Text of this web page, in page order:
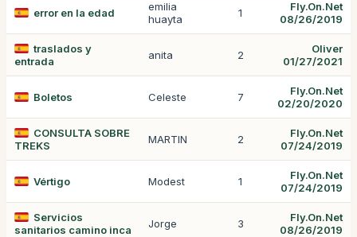
error en la edad
emilia
huayta
1
Fly.On.Net
08/26/2019
traslados y
entrada
anita 2
Oliver
01/27/2021
Boletos Celeste 7
Fly.On.Net
02/20/2020
CONSULTA SOBRE
TREKS
MARTIN 2
Fly.On.Net
07/24/2019
Vértigo Modest 1
Fly.On.Net
07/24/2019
Servicios
sanitarios camino inca
Jorge 3
Fly.On.Net
08/26/2019